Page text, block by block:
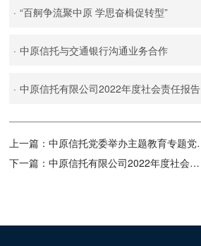
· “百舸争流聚中原 学思奋楫促转型”
· 中原信托与交通银行沟通业务合作
· 中原信托有限公司2022年度社会责任报告
上一篇：中原信托党委举办主题教育专题党课暨第二期读书班学习总结会议
下一篇：中原信托有限公司2022年度社会责任报告